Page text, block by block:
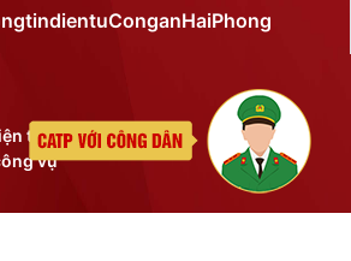
tử thành phố
vụ